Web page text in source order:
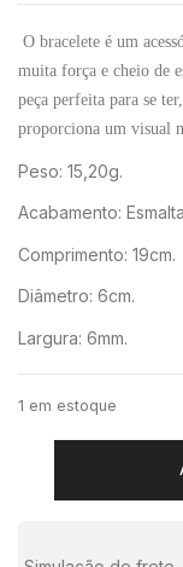
O bracelete é um
muita força e cheio de
peça perfeita para se
proporciona um visual
Peso: 15,20g.
Acabamento:
Comprimento: 19cm.
Diâmetro: 6cm.
Largura: 6mm.
1 em estoque